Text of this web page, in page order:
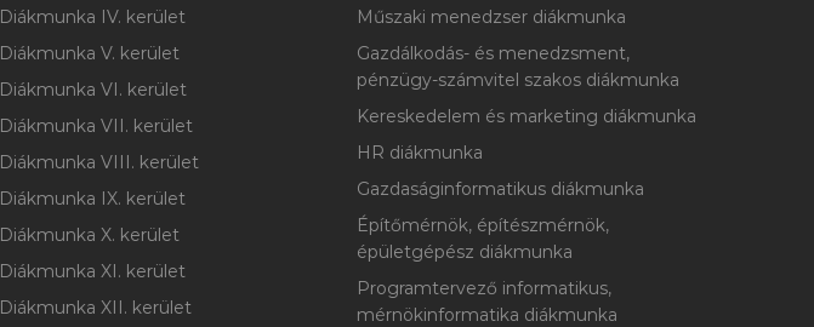
Diákmunka IV. kerület
Diákmunka V. kerület
Diákmunka VI. kerület
Diákmunka VII. kerület
Diákmunka VIII. kerület
Diákmunka IX. kerület
Diákmunka X. kerület
Diákmunka XI. kerület
Diákmunka XII. kerület
Műszaki menedzser diákmunka
Gazdálkodás- és menedzsment,
pénzügy-számvitel szakos diákmunka
Kereskedelem és marketing diákmunka
HR diákmunka
Gazdaságinformatikus diákmunka
Építőmérnök, építészmérnök,
épületgépész diákmunka
Programtervező informatikus,
mérnökinformatika diákmunka